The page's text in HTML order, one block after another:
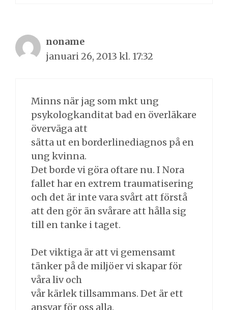
noname
januari 26, 2013 kl. 17:32
Minns när jag som mkt ung
psykologkanditat bad en överläkare
överväga att
sätta ut en borderlinediagnos på en
ung kvinna.
Det borde vi göra oftare nu. I Nora
fallet har en extrem traumatisering
och det är inte vara svårt att förstå
att den gör än svårare att hålla sig
till en tanke i taget.
Det viktiga är att vi gemensamt
tänker på de miljöer vi skapar för
våra liv och
vår kärlek tillsammans. Det är ett
ansvar för oss alla.